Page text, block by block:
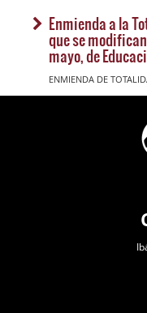
Enmienda a la
que se
mayo, de
ENMIENDA DE